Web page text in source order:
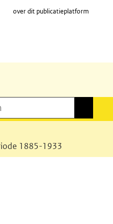
over dit publicatieplatform
1885-1933